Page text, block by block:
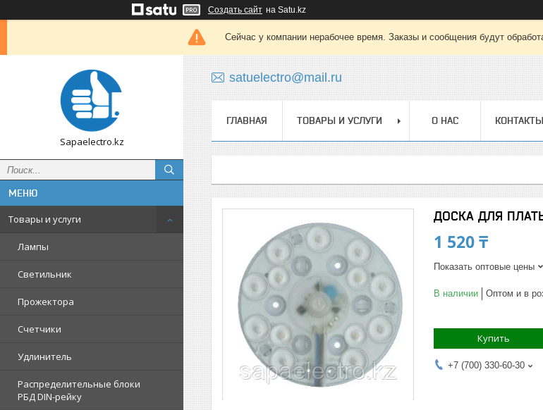
Создать сайт на Satu.kz
Сейчас у компании нерабочее время. Заказы и сообщения будут
Sapaelectro.kz
Товары и услуги
Лампы
Светильник
Прожектора
Счетчики
Удлинитель
Распределительные блоки
РБД DIN-рейку
satuelectro@mail.ru
ГЛАВНАЯ ТОВАРЫ И УСЛУГИ О НАС КОНТАКТЫ
ДОСКА ДЛЯ ПЛАТЫ
1 520 ₸
Показать оптовые цены
В наличии Оптом и в
Купить
+7 (700) 330-60-30